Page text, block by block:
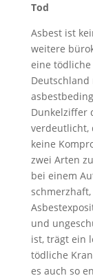
Tod
Asbest ist
weitere
eine
Deutschland
Dunkelziffer
verdeutlicht,
keine
zwei Arten
bei einem
und
ist, trägt ein
tödliche
es auch so